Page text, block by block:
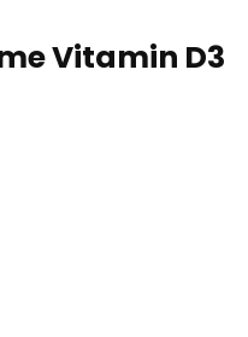
Vitamin D3